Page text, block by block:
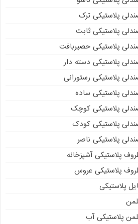
پلاستیکی ترک
پلاستیکی ثابت
پلاستیکی حصیربافت
پلاستیکی دسته دار
پلاستیکی رستورانی
پلاستیکی ساده
پلاستیکی کوچک
پلاستیکی کودک
پلاستیکی ناصر
پلاستیکی آشپزخانه
پلاستیکی عروس
پلاستیکی
پلاستیکی آب